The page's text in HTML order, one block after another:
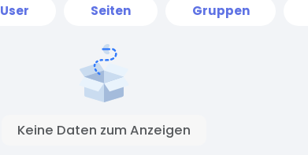
User Seiten Gruppen
Keine Daten zum Anzeigen